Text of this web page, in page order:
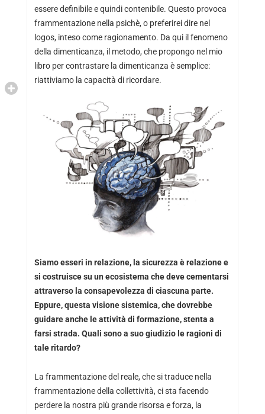
essere definibile e quindi contenibile. Questo provoca
frammentazione nella psichè, o preferirei dire nel
logos, inteso come ragionamento. Da qui il fenomeno
della dimenticanza, il metodo, che propongo nel mio
libro per contrastare la dimenticanza è semplice:
riattiviamo la capacità di ricordare.
Siamo esseri in relazione, la sicurezza è relazione e
si costruisce su un ecosistema che deve cementarsi
attraverso la consapevolezza di ciascuna parte.
Eppure, questa visione sistemica, che dovrebbe
guidare anche le attività di formazione, stenta a
farsi strada. Quali sono a suo giudizio le ragioni di
tale ritardo?
La frammentazione del reale, che si traduce nella
frammentazione della collettività, ci sta facendo
perdere la nostra più grande risorsa e forza, la